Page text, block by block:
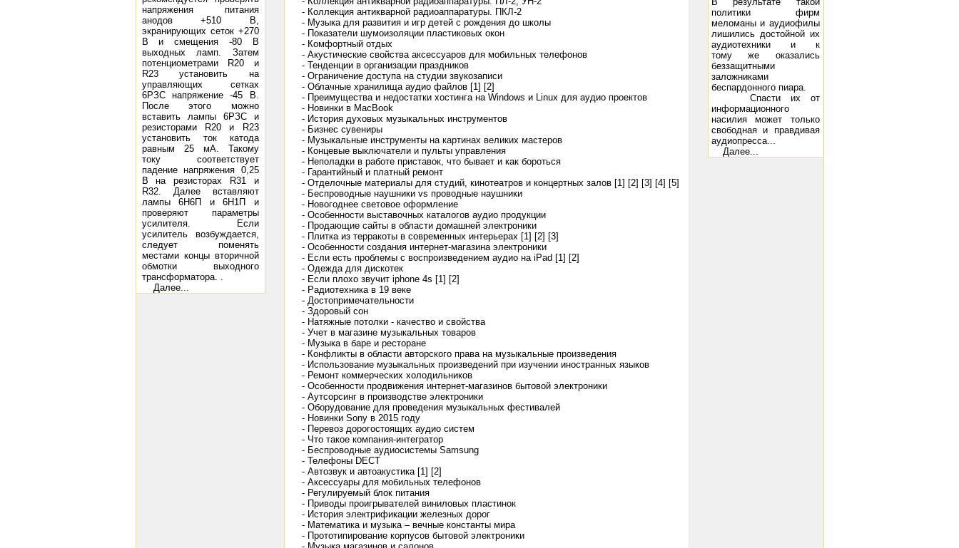
напряжения питания
анодов +510 В,
экранирующих сеток +270
В и смещения -80 В
выходных ламп. Затем
потенциометрами R20 и
R23 установить на
управляющих сетках
6РЗС напряжение -45 В.
После этого можно
вставить лампы 6РЗС и
резисторами R20 и R23
установить ток катода
равным 25 мА. Такому
току соответствует
падение напряжения 0,25
В на резисторах R31 и
R32. Далее вставляют
лампы 6Н6П и 6Н1П и
проверяют параметры
усилителя. Если
усилитель возбуждается,
следует поменять
местами концы вторичной
обмотки выходного
трансформатора. .
Далее...
- Коллекция антикварной радиоаппаратуры. ПКЛ-2
- Музыка для развития и игр детей с рождения до школы
- Показатели шумоизоляции пластиковых окон
- Комфортный отдых
- Акустические свойства аксессуаров для мобильных телефонов
- Тенденции в организации праздников
- Ограничение доступа на студии звукозаписи
- Облачные хранилища аудио файлов [1] [2]
- Преимущества и недостатки хостинга на Windows и Linux для аудио проектов
- Новинки в MacBook
- История духовых музыкальных инструментов
- Бизнес сувениры
- Музыкальные инструменты на картинах великих мастеров
- Концевые выключатели и пульты управления
- Неполадки в работе приставок, что бывает и как бороться
- Гарантийный и платный ремонт
- Отделочные материалы для студий, кинотеатров и концертных залов [1] [2] [3] [4] [5]
- Беспроводные наушники vs проводные наушники
- Новогоднее световое оформление
- Особенности выставочных каталогов аудио продукции
- Продающие сайты в области домашней электроники
- Плитка из терракоты в современных интерьерах [1] [2] [3]
- Особенности создания интернет-магазина электроники
- Если есть проблемы с воспроизведением аудио на iPad [1] [2]
- Одежда для дискотек
- Если плохо звучит iphone 4s [1] [2]
- Радиотехника в 19 веке
- Достопримечательности
- Здоровый сон
- Натяжные потолки - качество и свойства
- Учет в магазине музыкальных товаров
- Музыка в баре и ресторане
- Конфликты в области авторского права на музыкальные произведения
- Использование музыкальных произведений при изучении иностранных языков
- Ремонт коммерческих холодильников
- Особенности продвижения интернет-магазинов бытовой электроники
- Аутсорсинг в производстве электроники
- Оборудование для проведения музыкальных фестивалей
- Новинки Sony в 2015 году
- Перевоз дорогостоящих аудио систем
- Что такое компания-интегратор
- Беспроводные аудиосистемы Samsung
- Телефоны DECT
- Автозвук и автоакустика [1] [2]
- Аксессуары для мобильных телефонов
- Регулируемый блок питания
- Приводы проигрывателей виниловых пластинок
- История электрификации железных дорог
- Математика и музыка – вечные константы мира
- Прототипирование корпусов бытовой электроники
политики фирм
меломаны и аудиофилы
лишились достойной их
аудиотехники и к
тому же оказались
беззащитными
заложниками
беспардонного пиара.
Спасти их от
информационного
насилия может только
свободная и правдивая
аудиопресса...
Далее...